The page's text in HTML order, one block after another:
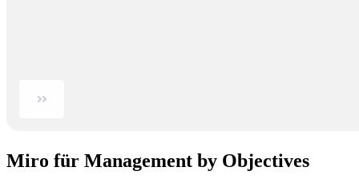
Miro für Management by Objectives